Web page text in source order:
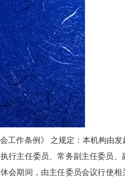
工作条例》 之规定：本机构由发
行主任委员、常务副主任委员
会期间，由主任委员会议行使相